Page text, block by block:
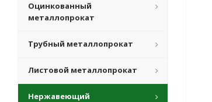
Оцинкованный
металлопрокат
Трубный металлопрокат
Листовой металлопрокат
Нержавеющий